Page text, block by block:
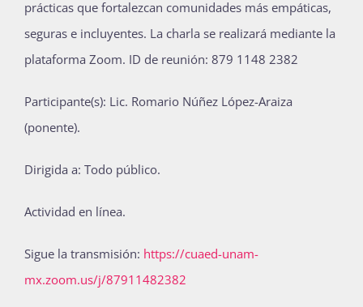
prácticas que fortalezcan comunidades más empáticas,
seguras e incluyentes. La charla se realizará mediante la
plataforma Zoom. ID de reunión: 879 1148 2382
Participante(s): Lic. Romario Núñez López-Araiza
(ponente).
Dirigida a: Todo público.
Actividad en línea.
Sigue la transmisión: https://cuaed-unam-
mx.zoom.us/j/87911482382